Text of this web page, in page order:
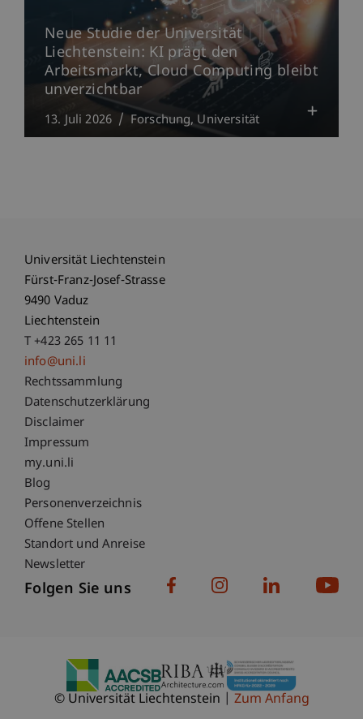
Neue Studie der Universität
Liechtenstein: KI prägt den
Arbeitsmarkt, Cloud Computing bleibt
unverzichtbar
13. Juli 2026 Forschung Universität
Universität Liechtenstein
Fürst-Franz-Josef-Strasse
9490 Vaduz
Liechtenstein
T +423 265 11 11
info@uni.li
Fußzeile Rechtliche Hinweise
Rechtssammlung
Datenschutzerklärung
Disclaimer
Impressum
Fußzeile Subdomain-Verzeichnis
my.uni.li
Blog
Personenverzeichnis
Offene Stellen
Standort und Anreise
Newsletter
Folgen Sie uns
© Universität Liechtenstein Zum Anfang